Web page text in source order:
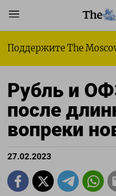
Поддержите The
Рубль и
после
вопреки
27.02.2023